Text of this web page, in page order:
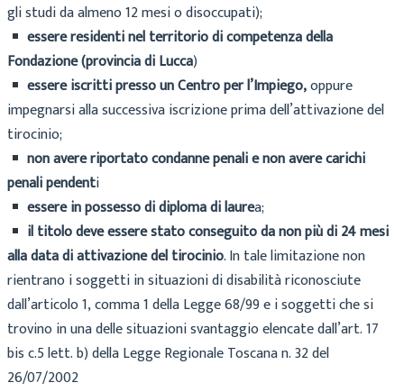
gli studi da almeno 12 mesi odisoccupati);
essereresidentinelterritoriodicompetenzadella
Fondazione(provinciadiLucca)
essereiscrittipressounCentroperl’Impiego,oppure
impegnarsiallasuccessivaiscrizione primadell’attivazione del
tirocinio;
nonavereriportatocondannepenalienonaverecarichi
penalipendenti
essereinpossessodidiplomadilaurea;
iltitolodeveesserestatoconseguitodanonpiùdi24mesi
alladatadiattivazionedeltirocinio. Intalelimitazionenon
rientrano isoggettiinsituazionididisabilitàriconosciute
dall’articolo1,comma1dellaLegge68/99eisoggettichesi
trovino inunadellesituazionisvantaggioelencatedall’art.17
bisc.5lett.b)dellaLeggeRegionaleToscanan.32del
26/07/2002